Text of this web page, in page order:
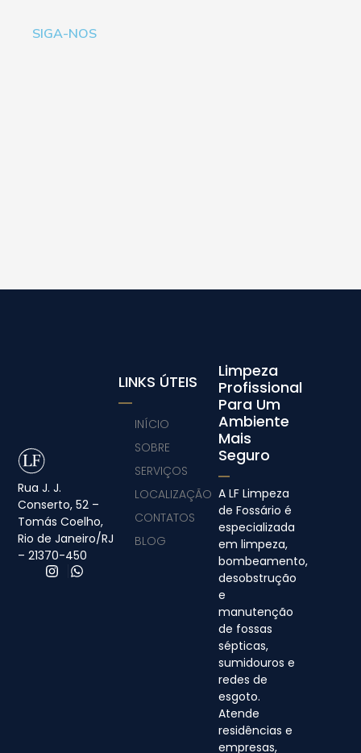
SIGA-NOS
Rua J. J.
Conserto, 52 –
Tomás Coelho,
Rio de Janeiro/RJ
– 21370-450
Limpeza
Profissional
Para Um
Ambiente
Mais
Seguro
A LF Limpeza
de Fossário é
especializada
em limpeza,
bombeamento,
desobstrução
e
manutenção
de fossas
sépticas,
sumidouros e
redes de
esgoto.
Atende
residências e
empresas,
LINKS ÚTEIS
INÍCIO
SOBRE
SERVIÇOS
LOCALIZAÇÃO
CONTATOS
BLOG